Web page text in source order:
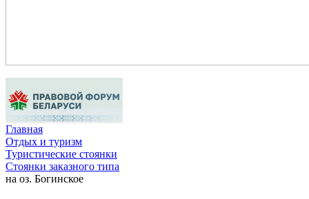
Главная
Отдых и туризм
Туристические стоянки
Стоянки заказного типа
на оз. Богинское